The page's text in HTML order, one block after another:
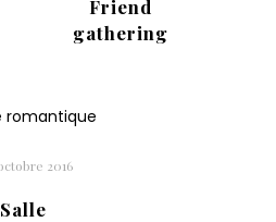
Friend
gathering
2016
Salle